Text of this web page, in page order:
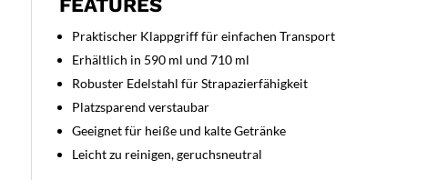
FEATURES
Praktischer Klappgriff für einfachen Transport
Erhältlich in 590 ml und 710 ml
Robuster Edelstahl für Strapazierfähigkeit
Platzsparend verstaubar
Geeignet für heiße und kalte Getränke
Leicht zu reinigen, geruchsneutral